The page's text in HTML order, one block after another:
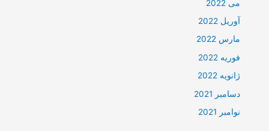
می 2022
آوریل 2022
مارس 2022
فوریه 2022
ژانویه 2022
دسامبر 2021
نوامبر 2021